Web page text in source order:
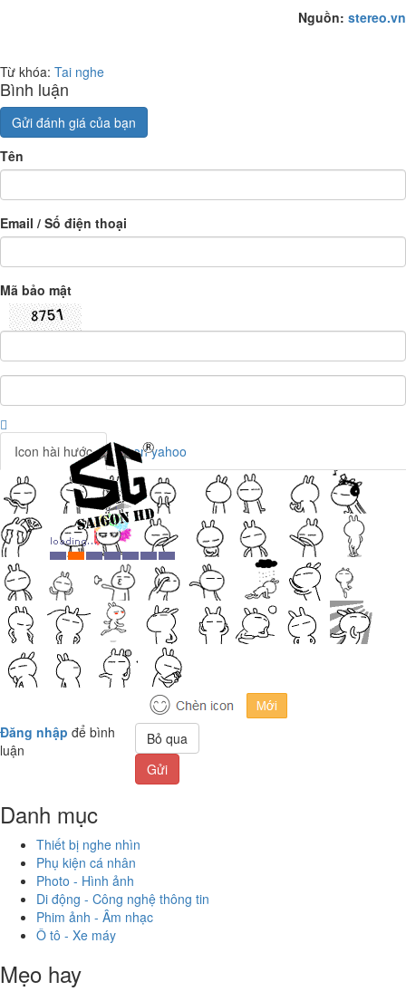
Nguồn: stereo.vn
Từ khóa: Tai nghe
Bình luận
Gửi đánh giá của bạn
Tên
Email / Số điện thoại
Mã bảo mật
Icon hài hước Icon yahoo
Đăng nhập để bình
luận
Bỏ qua
Gửi
Danh mục
Thiết bị nghe nhìn
Phụ kiện cá nhân
Photo - Hình ảnh
Di động - Công nghệ thông tin
Phim ảnh - Âm nhạc
Ô tô - Xe máy
Mẹo hay